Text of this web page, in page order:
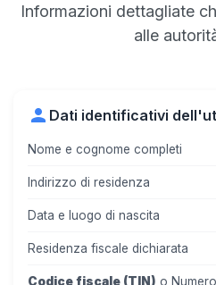
Informazioni dettagliate
alle
person Dati identificativi
Nome e cognome completi
Indirizzo di residenza
Data e luogo di nascita
Residenza fiscale dichiarata
Codice fiscale (TIN) o